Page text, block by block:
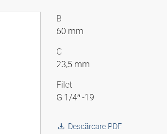
B
60 mm
C
23,5 mm
Filet
G 1/4″ -19
Descărcare PDF